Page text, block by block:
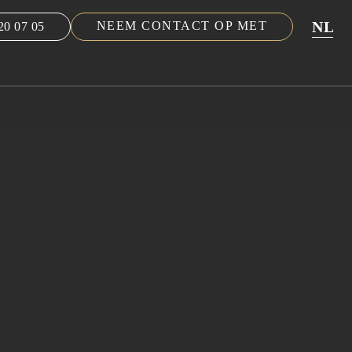
07 05 NEEM CONTACT OP MET
NL